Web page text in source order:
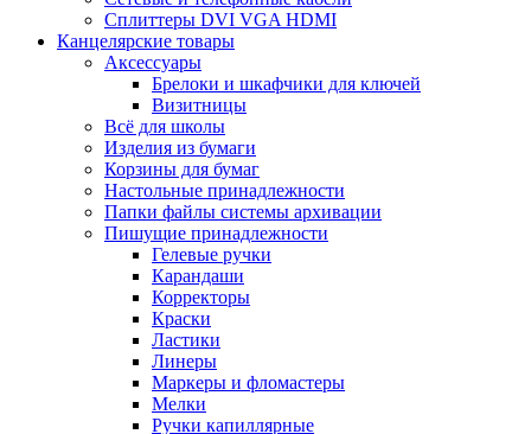
Сплиттеры DVI VGA HDMI
Канцелярские товары
Аксессуары
Брелоки и шкафчики для ключей
Визитницы
Всё для школы
Изделия из бумаги
Корзины для бумаг
Настольные принадлежности
Папки файлы системы архивации
Пишущие принадлежности
Гелевые ручки
Карандаши
Корректоры
Краски
Ластики
Линеры
Маркеры и фломастеры
Мелки
Ручки капиллярные